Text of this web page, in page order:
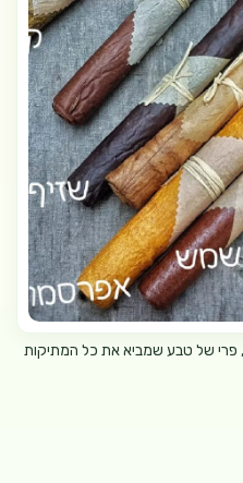
מ-100% פרי בשל, פרי של טבע שמביא את כל המתיקות